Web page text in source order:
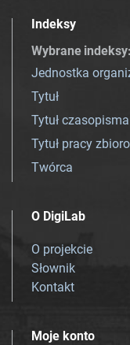
Indeksy
Wybrane indeksy:
Jednostka
Tytuł
Tytuł czasopisma
Tytuł pracy
Twórca
O DigiLab
O projekcie
Słownik
Kontakt
Moje konto